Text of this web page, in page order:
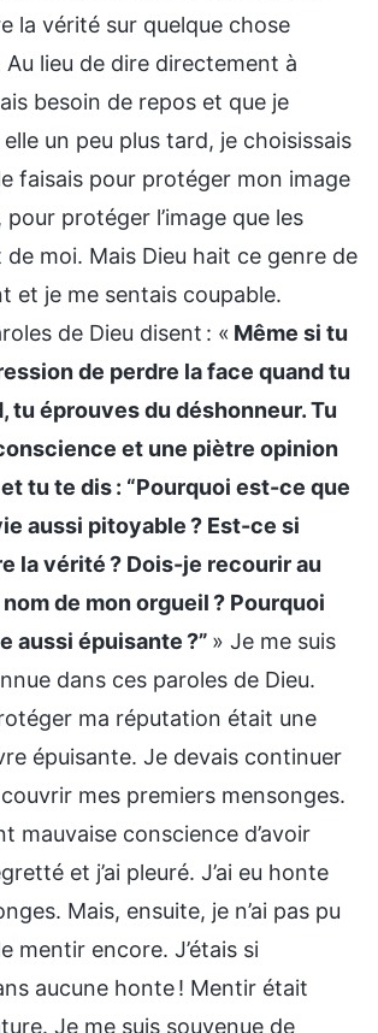
la vérité sur quelque chose
Au lieu de dire directement à
besoin de repos et que je
un peu plus tard, je choisissais
faisais pour protéger mon image
protéger l’image que les
de moi. Mais Dieu hait ce genre de
et je me sentais coupable.
de Dieu disent : « Même si tu
de perdre la face quand tu
tu éprouves du déshonneur. Tu
et une piètre opinion
tu te dis : “Pourquoi est-ce que
aussi pitoyable ? Est-ce si
la vérité ? Dois-je recourir au
de mon orgueil ? Pourquoi
aussi épuisante ?” » Je me suis
dans ces paroles de Dieu.
ma réputation était une
épuisante. Je devais continuer
mes premiers mensonges.
mauvaise conscience d’avoir
et j’ai pleuré. J’ai eu honte
Mais, ensuite, je n’ai pas pu
mentir encore. J’étais si
aucune honte ! Mentir était
Je me suis souvenue de